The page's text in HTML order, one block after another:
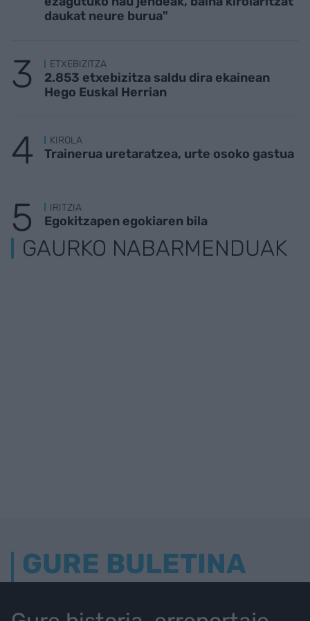
daukat neure burua"
ETXEBIZITZA
2.853 etxebizitza saldu dira ekainean
Hego Euskal Herrian
KIROLA
Trainerua uretaratzea, urte osoko gastua
IRITZIA
Egokitzapen egokiaren bila
GAURKO NABARMENDUAK
GURE BULETINA